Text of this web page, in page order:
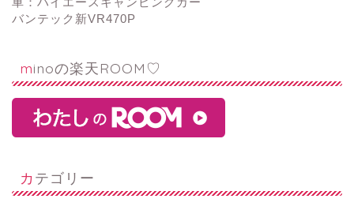
バンテック新VR470P
minoの楽天ROOM♡
カテゴリー